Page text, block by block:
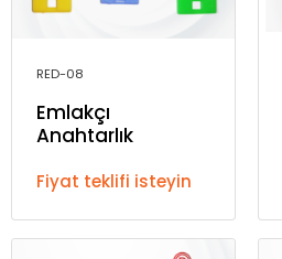
RED-08
Emlakçı
Anahtarlık
Fiyat teklifi isteyin